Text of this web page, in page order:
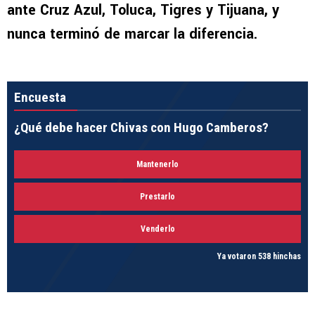
ante Cruz Azul, Toluca, Tigres y Tijuana, y
nunca terminó de marcar la diferencia.
Encuesta
¿Qué debe hacer Chivas con Hugo Camberos?
Mantenerlo
Prestarlo
Venderlo
Ya votaron 538 hinchas